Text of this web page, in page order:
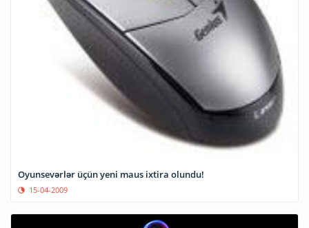
Oyunsevərlər üçün yeni maus ixtira olundu!
15-04-2009